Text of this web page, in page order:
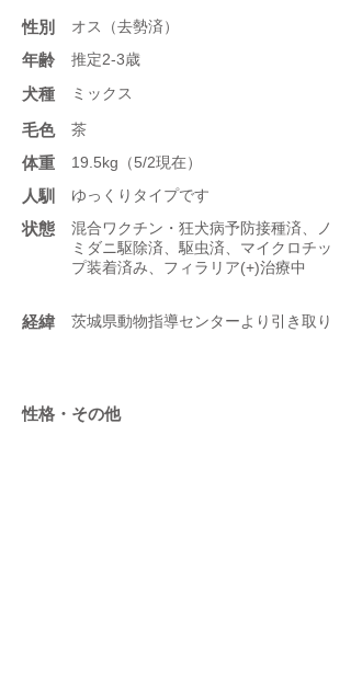
性別 オス（去勢済）
年齢 推定2-3歳
​犬種 ミックス
​毛色 茶
体重 19.5kg（5/2現在）
人馴 ゆっくりタイプです
状態
混合ワクチン・狂犬病予防接種済、ノ
ミダニ駆除済、駆虫済、マイクロチッ
プ装着済み、フィラリア(+)治療中
​経緯 茨城県動物指導センターより引き取り
性格・その他